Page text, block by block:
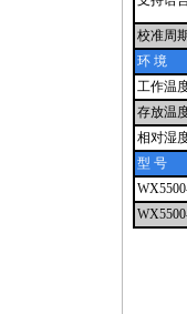
校准周
环 境
工作温
存放温
相对湿
型 号